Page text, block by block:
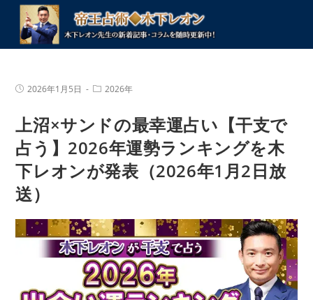
投
開
日:
2026年1月5日
投
テ
ゴ
リ
ー:
2026年
上沼×サンドの最幸運占い【干支で
占う】2026年運勢ランキングを木
下レオンが発表（2026年1月2日放
送）